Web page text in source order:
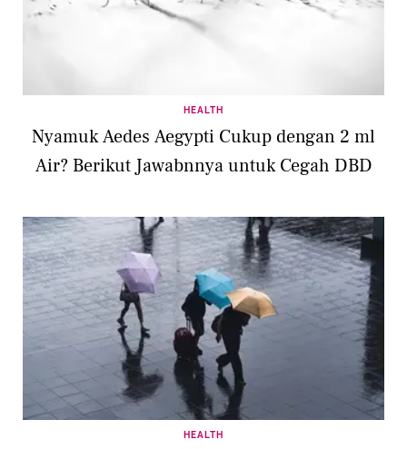
HEALTH
Nyamuk Aedes Aegypti Cukup dengan 2 ml
Air? Berikut Jawabnnya untuk Cegah DBD
HEALTH